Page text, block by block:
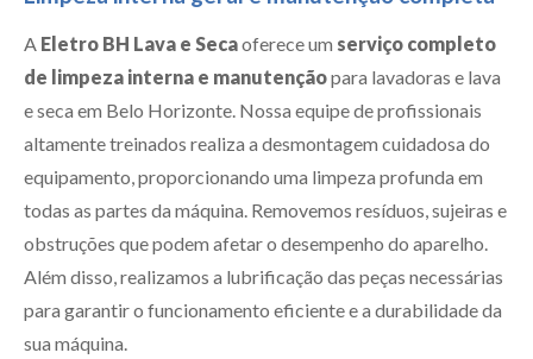
A Eletro BH Lava e Secaoferece um serviço completo
de limpeza interna e manutençãopara lavadoras e lava
e seca em Belo Horizonte. Nossa equipe de profissionais
altamente treinados realiza a desmontagem cuidadosa do
equipamento, proporcionando uma limpeza profunda em
todas as partes da máquina. Removemos resíduos, sujeiras e
obstruções que podem afetar o desempenho do aparelho.
Além disso, realizamos a lubrificação das peças necessárias
para garantir o funcionamento eficiente e a durabilidade da
sua máquina.